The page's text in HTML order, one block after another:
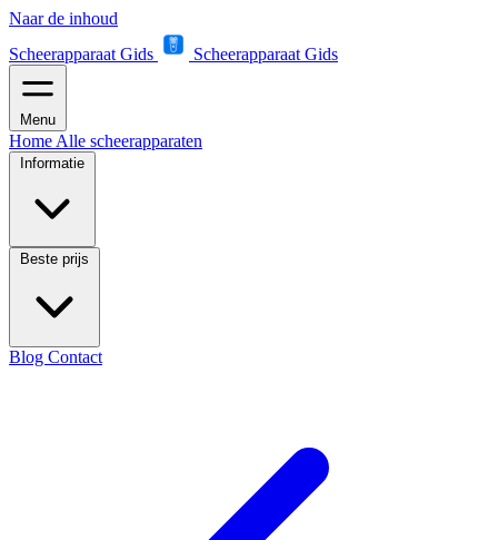
Naar de inhoud
Scheerapparaat Gids
Scheerapparaat Gids
Menu
Home Alle scheerapparaten
Informatie
Beste prijs
Blog Contact